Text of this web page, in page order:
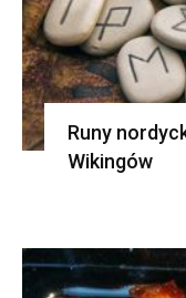
Runy
Wikingów